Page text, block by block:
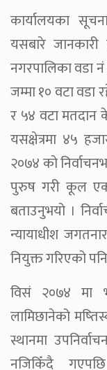
कार्यालयका
यसबारे जानकारी
नगरपालिका वडा
जम्मा १० वटा वडा
र ५४ वटा मतदान
यसक्षेत्रमा ४५
२०७४ को
पुरुष गरी कूल एक
बताउनुभयो ।
न्यायाधीश
नियुक्त गरिएको
विसं २०७४ मा
लामिछानेको
स्थानमा
नजिकिँदै